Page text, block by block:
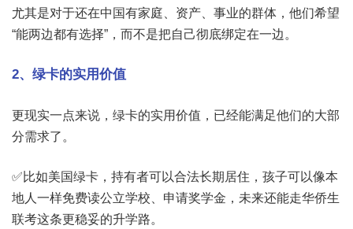
尤其是对于还在中国有家庭、资产、事业的群体，他们希望
“能两边都有选择”，而不是把自己彻底绑定在一边。
2、绿卡的实用价值
更现实一点来说，绿卡的实用价值，已经能满足他们的大部
分需求了。
✅比如美国绿卡，持有者可以合法长期居住，孩子可以像本
地人一样免费读公立学校、申请奖学金，未来还能走华侨生
联考这条更稳妥的升学路。